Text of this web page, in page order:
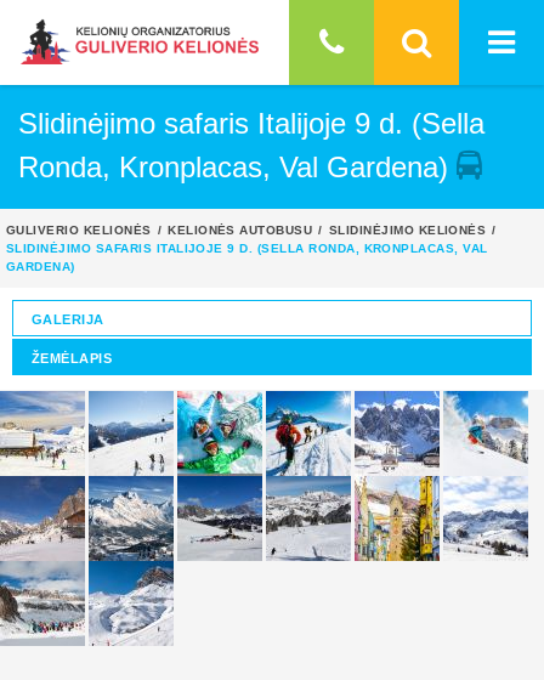
Slidinėjimo safaris Italijoje 9 d. (Sella
Ronda, Kronplacas, Val Gardena)
GULIVERIO KELIONĖS KELIONĖS AUTOBUSU
SLIDINĖJIMO KELIONĖS
SLIDINĖJIMO SAFARIS ITALIJOJE 9 D. (SELLA RONDA, KRONPLACAS, VAL
GARDENA)
GALERIJA
ŽEMĖLAPIS